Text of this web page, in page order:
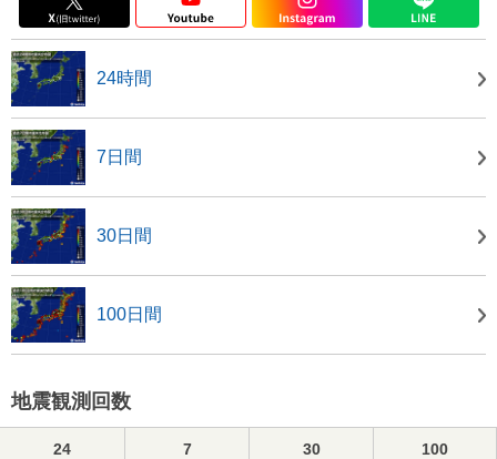
24時間
7日間
30日間
100日間
地震観測回数
24
7
30
100